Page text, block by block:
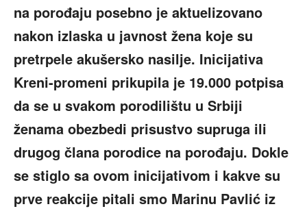
na porođaju posebno je aktuelizovano
nakon izlaska u javnost žena koje su
pretrpele akušersko nasilje. Inicijativa
Kreni-promeni prikupila je 19.000 potpisa
da se u svakom porodilištu u Srbiji
ženama obezbedi prisustvo supruga ili
drugog člana porodice na porođaju. Dokle
se stiglo sa ovom inicijativom i kakve su
prve reakcije pitali smo Marinu Pavlić iz